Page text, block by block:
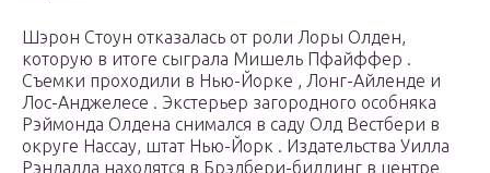
Шэрон Стоун отказалась от роли Лоры Олден,
которую в итоге сыграла Мишель Пфайффер .
Съемки проходили в Нью-Йорке , Лонг-Айленде и
Лос-Анджелесе . Экстерьер загородного особняка
Рэймонда Олдена снимался в саду Олд Вестбери в
округе Нассау, штат Нью-Йорк . Издательства Уилла
Рэндалла находятся в Брэдбери-билдинг в центре